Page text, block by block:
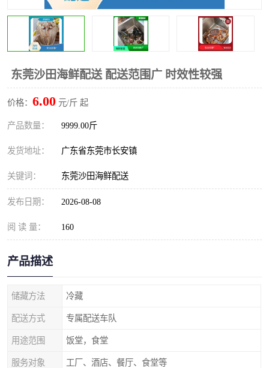
东莞沙田海鲜配送 配送范围广 时效性较强
价格： 6.00 元/斤 起
产品数量： 9999.00斤
发货地址： 广东省东莞市长安镇
关键词： 东莞沙田海鲜配送
发布日期： 2026-08-08
阅 读 量： 160
产品描述
储藏方法 冷藏
配送方式 专属配送车队
用途范围 饭堂，食堂
服务对象 工厂、酒店、餐厅、食堂等